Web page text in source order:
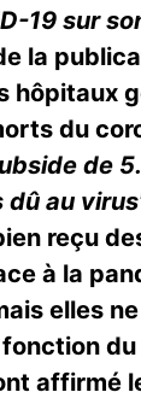
19 sur
la
hôpitaux
du
de
dû au
reçu
à la
elles
affirmé